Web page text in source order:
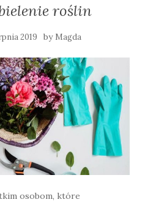
roślin
2019 by Magda
osobom, które